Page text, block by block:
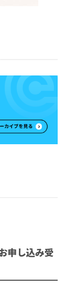
申し込み受